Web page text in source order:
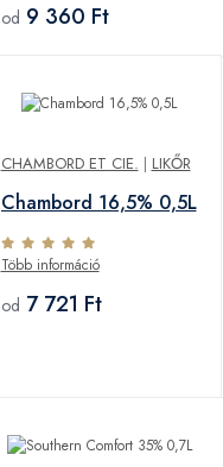
od 9 360 Ft
CHAMBORD ET CIE. | LIKŐR
Chambord 16,5% 0,5L
Több információ
od 7 721 Ft